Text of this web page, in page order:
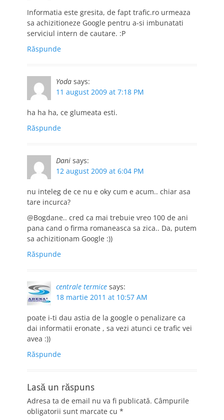
Informatia este gresita, de fapt trafic.ro urmeaza
sa achizitioneze Google pentru a-si imbunatati
serviciul intern de cautare. :P
Răspunde
Yoda says:
11 august 2009 at 7:18 PM
ha ha ha, ce glumeata esti.
Răspunde
Dani says:
12 august 2009 at 6:04 PM
nu inteleg de ce nu e oky cum e acum.. chiar asa
tare incurca?
@Bogdane.. cred ca mai trebuie vreo 100 de ani
pana cand o firma romaneasca sa zica.. Da, putem
sa achizitionam Google :))
Răspunde
centrale termice says:
18 martie 2011 at 10:57 AM
poate i-ti dau astia de la google o penalizare ca
dai informatii eronate , sa vezi atunci ce trafic vei
avea :))
Răspunde
Lasă un răspuns
Adresa ta de email nu va fi publicată. Câmpurile
obligatorii sunt marcate cu *